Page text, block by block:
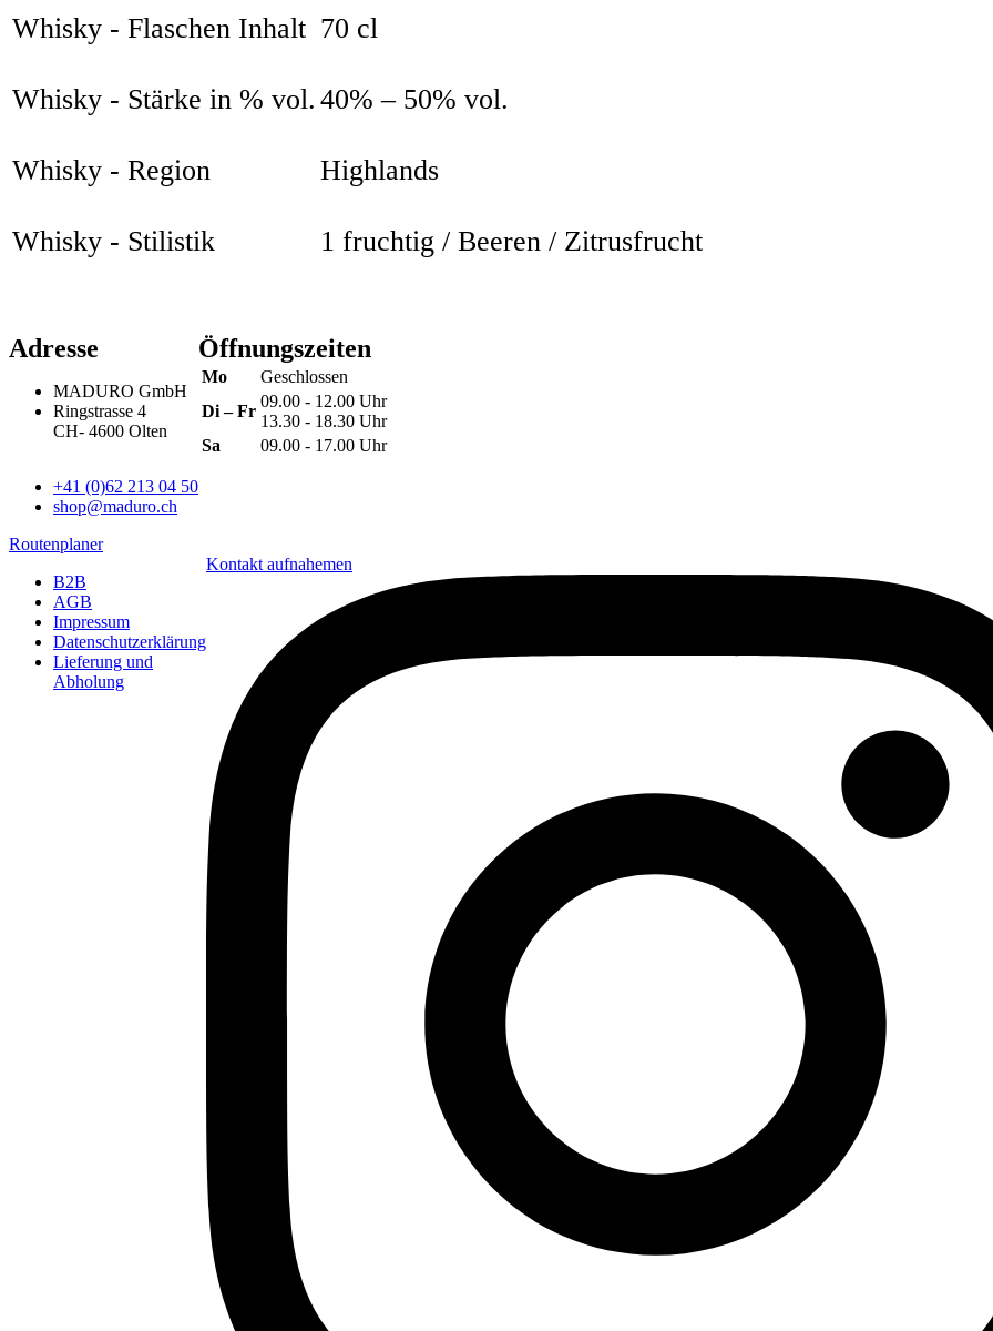
Whisky - Flaschen Inhalt 70 cl
Whisky - Stärke in % vol. 40% – 50% vol.
Whisky - Region Highlands
Whisky - Stilistik 1 fruchtig / Beeren / Zitrusfrucht
Adresse
MADURO GmbH
Ringstrasse 4
CH- 4600 Olten
+41 (0)62 213 04 50
shop@maduro.ch
Routenplaner
Öffnungszeiten
Mo
Geschlossen
Di – Fr
09.00 - 12.00 Uhr
13.30 - 18.30 Uhr
Sa
09.00 - 17.00 Uhr
B2B
AGB
Impressum
Datenschutzerklärung
Lieferung und
Abholung
Kontakt aufnahemen